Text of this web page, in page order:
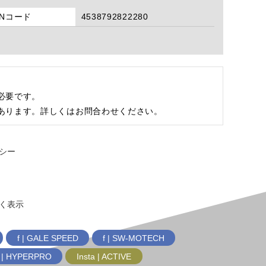
コード 4538792822280
です。
ます。詳しくはお問合わせください。
ー
表示
f | GALE SPEED
f | SW-MOTECH
HYPERPRO
Insta | ACTIVE